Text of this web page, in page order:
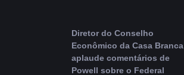
Diretor do Conselho
Econômico da Casa Branca
aplaude comentários de
Powell sobre o Federal